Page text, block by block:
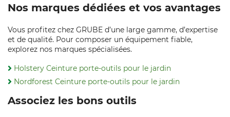
Nos marques dédiées et vos avantages
Vous profitez chez GRUBE d’une large gamme, d’expertise
et de qualité. Pour composer un équipement fiable,
explorez nos marques spécialisées.
Holstery Ceinture porte-outils pour le jardin
Nordforest Ceinture porte-outils pour le jardin
Associez les bons outils